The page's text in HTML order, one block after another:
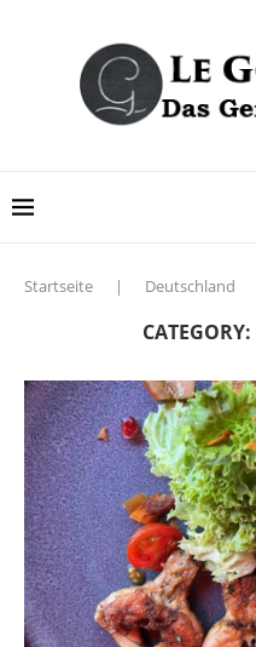
Startseite | Deutschland
CATEGORY: